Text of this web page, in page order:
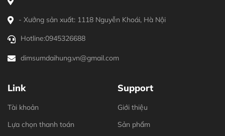
- Xưởng sản xuất: 1118 Nguyễn Khoái, Hà Nội
Hotline:0945326688
dimsumdaihung.vn@gmail.com
Link
Tài khoản
Lựa chọn thanh toán
Support
Giới thiệu
Sản phẩm